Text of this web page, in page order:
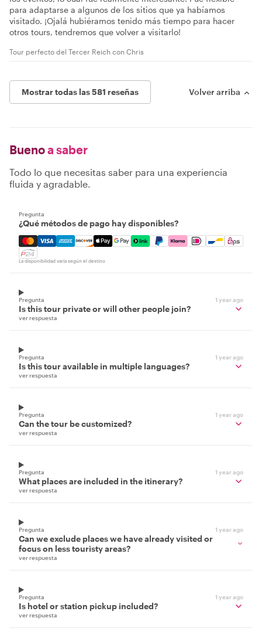
para adaptarse a algunos de los sitios que ya habíamos
visitado. ¡Ojalá hubiéramos tenido más tiempo para hacer
otros tours, tendremos que volver a visitarlo!
Tour perfecto del Tercer Reich con Chris
Mostrar todas las 581 reseñas Volver arriba
Buenoa saber
Todo lo que necesitas saber para una experiencia
fluida y agradable.
Pregunta
¿Qué métodos de pago hay disponibles?
Mastercard, Visa, Amex, Discover, Apple Pay, Google
La disponibilidad varía según el destino
Pregunta 1 year ago
Is this tour private or will other people join?
ver respuesta
Pregunta 1 year ago
Is this tour available in multiple languages?
ver respuesta
Pregunta 1 year ago
Can the tour be customized?
ver respuesta
Pregunta 1 year ago
What places are included in the itinerary?
ver respuesta
Pregunta 1 year ago
Can we exclude places we have already visited or
focus on less touristy areas?
ver respuesta
Pregunta 1 year ago
Is hotel or station pickup included?
ver respuesta